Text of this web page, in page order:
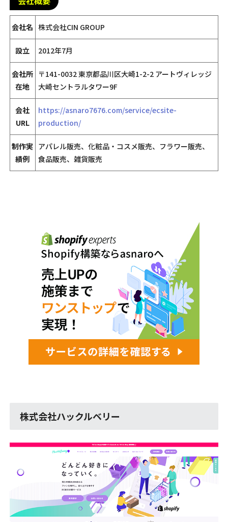
会社名 株式会社CIN GROUP
設立 2012年7月
会社所
在地
〒141-0032 東京都品川区大崎1-2-2 アートヴィレッジ
大崎セントラルタワー9F
会社
URL
https://asnaro7676.com/service/ecsite-
production/
制作実
績例
アパレル販売、化粧品・コスメ販売、フラワー販売、
食品販売、雑貨販売
株式会社ハックルベリー